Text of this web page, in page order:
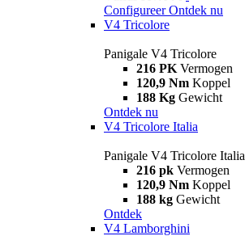
Configureer Ontdek nu
V4 Tricolore
Panigale V4 Tricolore
216 PK Vermogen
120,9 Nm Koppel
188 Kg Gewicht
Ontdek nu
V4 Tricolore Italia
Panigale V4 Tricolore Italia
216 pk Vermogen
120,9 Nm Koppel
188 kg Gewicht
Ontdek
V4 Lamborghini